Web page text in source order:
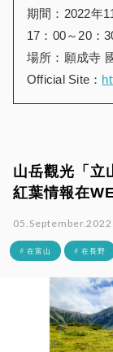
期間：2022年
17：00～20：
場所：願成寺
Official Site：
山岳觀光「立
紅葉情報在
# 在富山 # 在長野